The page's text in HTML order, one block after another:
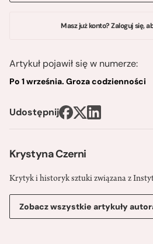
Krystyna Czerni
Krytyk i historyk sztuki związana z
Zobacz wszystkie artykuły
Masz już konto? Zaloguj się,
Artykuł pojawił się w numerze:
Po 1 września. Groza codzienności
Udostępnij